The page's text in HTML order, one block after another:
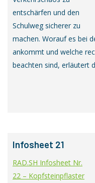
entschärfen und den
Schulweg sicherer zu
machen. Worauf es bei
ankommt und welche
beachten sind, erläutert
Infosheet 21
RAD.SH Infosheet Nr.
22 – Kopfsteinpflaster